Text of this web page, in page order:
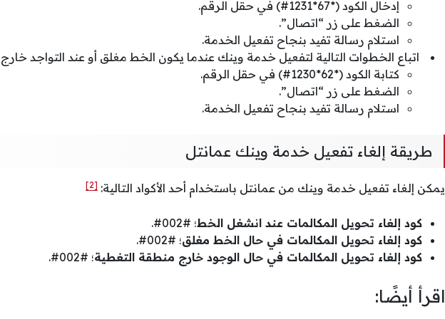
إدخال الكود (*67*1231#) في حقل الرقم.
الضغط على زر “اتصال”.
استلام رسالة تفيد بنجاح تفعيل الخدمة.
اتباع الخطوات التالية لتفعيل خدمة وينك عندما يكون الخط مغلق أو عند التواجد
كتابة الكود (*62*1230#) في حقل الرقم.
الضغط على زر “اتصال”.
استلام رسالة تفيد بنجاح تفعيل الخدمة.
طريقة إلغاء تفعيل خدمة وينك عمانتل
يمكن إلغاء تفعيل خدمة وينك من عمانتل باستخدام أحد الأكواد التالية: [2]
كود إلغاء تحويل المكالمات عند انشغل الخط؛ #002#.
كود إلغاء تحويل المكالمات في حال الخط مغلق؛ #002#.
كود إلغاء تحويل المكالمات في حال الوجود خارج منطقة التغطية؛ #002#.
اقرأ أيضًا: